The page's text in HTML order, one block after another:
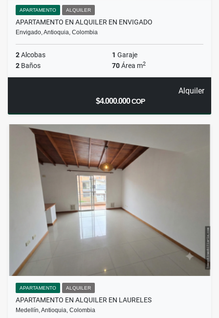
APARTAMENTO ALQUILER
APARTAMENTO EN ALQUILER EN ENVIGADO
Envigado, Antioquia, Colombia
2Alcobas 1 Garaje
2 Baños 70Área m2
Alquiler
$4.000.000COP
APARTAMENTO ALQUILER
APARTAMENTO EN ALQUILER EN LAURELES
Medellín, Antioquia, Colombia